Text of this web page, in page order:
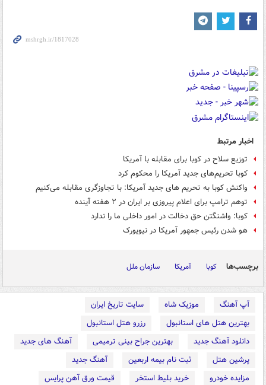
اخبار مرتبط
توزیع سلاح در کوبا برای مقابله با آمریکا
کوبا تحریم‌های جدید آمریکا را محکوم کرد
واکنش کوبا به تحریم های جدید آمریکا: با تجاوزگری مقابله می‌کنیم
توهم ترامپ برای اعلام پیروزی بر ایران در ۲ هفته آینده
کوبا: واشنگتن حق دخالت در امور داخلی ما را ندارد
هو شدن رئیس جمهور آمریکا در نیویورک
برچسب‌ها کوبا آمریکا سازمان ملل
آپ آهنگ موزیک شاه
سایت تاریخ ایران
بهترین هتل های استانبول
رزرو هتل استانبول
دانلود آهنگ جدید
بهترین جراح بینی ترمیمی
آهنگ های جدید
پرشین هتل
ثبت نام بیمه اربعین
آهنگ جدید
مزایده خودرو
خرید بلیط استخر
قیمت ورق آهن پرایس